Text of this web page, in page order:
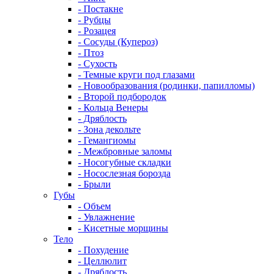
- Постакне
- Рубцы
- Розацея
- Сосуды (Купероз)
- Птоз
- Сухость
- Темные круги под глазами
- Новообразования (родинки, папилломы)
- Второй подбородок
- Кольца Венеры
- Дряблость
- Зона декольте
- Гемангиомы
- Межбровные заломы
- Носогубные складки
- Носослезная борозда
- Брыли
Губы
- Объем
- Увлажнение
- Кисетные морщины
Тело
- Похудение
- Целлюлит
- Дряблость